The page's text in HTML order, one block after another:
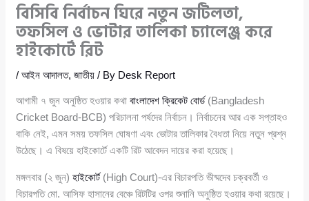
বিসিবি নির্বাচন ঘিরে নতুন জটিলতা,
তফসিল ও ভোটার তালিকা চ্যালেঞ্জ করে
হাইকোর্টে রিট
/আইন আদালত,জাতীয় / By Desk Report
আগামী ৭ জুন অনুষ্ঠিত হওয়ার কথাবাংলাদেশ ক্রিকেট বোর্ড (Bangladesh
Cricket Board-BCB) পরিচালনা পর্ষদের নির্বাচন। নির্বাচনের আর এক সপ্তাহও
বাকি নেই, এমন সময় তফসিল ঘোষণা এবং ভোটার তালিকার বৈধতা নিয়ে নতুন প্রশ্ন
উঠেছে। এ বিষয়ে হাইকোর্টে একটি রিট আবেদন দায়ের করা হয়েছে।
মঙ্গলবার (২ জুন)হাইকোর্ট (High Court)-এর বিচারপতি ভীষ্মদেব চক্রবর্তী ও
বিচারপতি মো. আসিফ হাসানের বেঞ্চে রিটটির ওপর শুনানি অনুষ্ঠিত হওয়ার কথা রয়েছে।